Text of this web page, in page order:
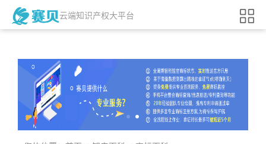
云端知识产权大平台